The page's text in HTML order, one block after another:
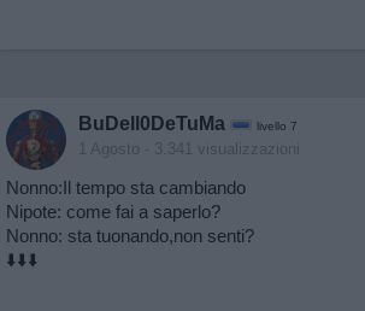
BuDell0DeTuMa livello 7
1 Agosto - 3.341 visualizzazioni
Nonno:Il tempo sta cambiando
Nipote: come fai a saperlo?
Nonno: sta tuonando,non senti?
⬇️⬇️⬇️